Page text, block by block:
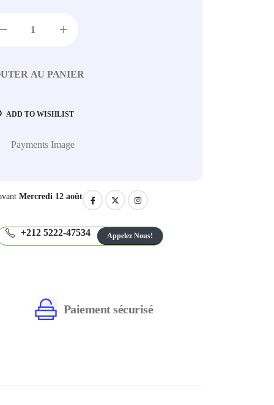
AU PANIER
ADD TO WISHLIST
Mercredi 12 août
+212 5222-47534 Appelez Nous!
Paiement sécurisé